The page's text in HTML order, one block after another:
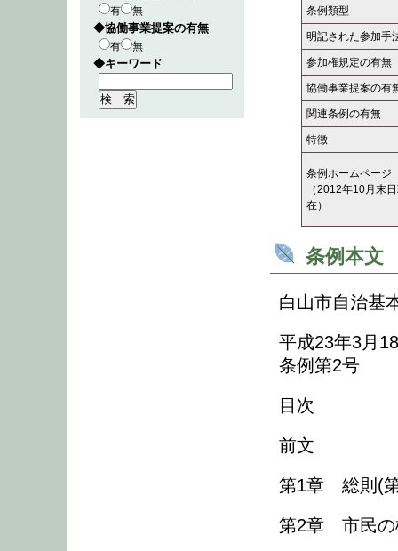
有 無
◆協働事業提案の有無
有 無
◆キーワード
条例類型
明記された参加手
参加権規定の有無
協働事業提案の有
関連条例の有無
特徴
条例ホームページ
（2012年10月末
在）
条例本文
白山市自治基
平成23年3月
条例第2号
目次
前文
第1章 総則(
第2章 市民の